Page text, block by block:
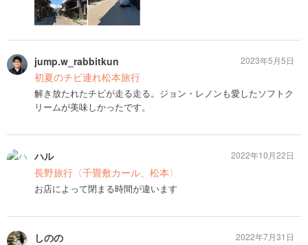
jump.w_rabbitkun
初夏のチビ連れ松本旅行
解き放たれたチビが走る走る。ジョン・レノンも愛したソフトク
リームが美味しかったです。
2023年5月5日
ハル
長野旅行〈千畳敷カール、松本〉
お店によって閉まる時間が違います
2022年10月22日
しのの
2022年7月31日